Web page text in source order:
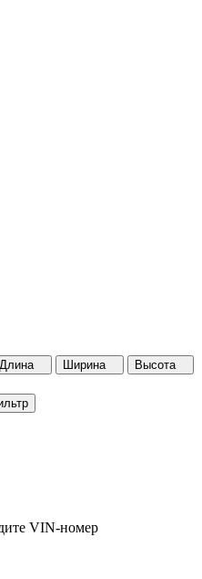
Длина Ширина
Высота
VIN-номер